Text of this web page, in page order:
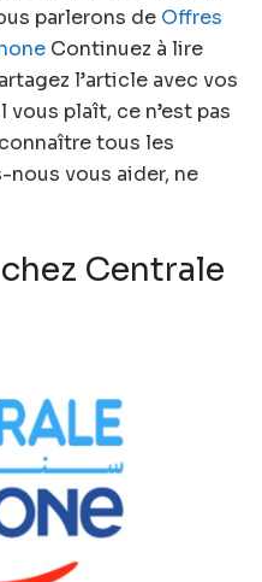
parlerons de Offres
Continuez à lire
l’article avec vos
vous plaît, ce n’est pas
tous les
vous aider, ne
Centrale